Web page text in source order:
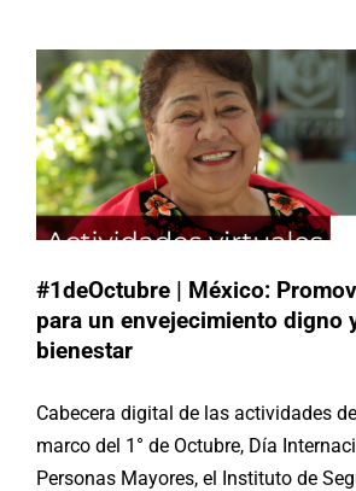
#1deOctubre | México:
para un envejecimiento digno
bienestar
Cabecera digital de las actividades
marco del 1° de Octubre, Día
Personas Mayores, el Instituto de